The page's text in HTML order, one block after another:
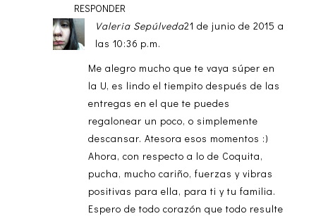
RESPONDER
Valeria Sepúlveda21 de junio de 2015 a
las 10:36 p.m.
Me alegro mucho que te vaya súper en
la U, es lindo el tiempito después de las
entregas en el que te puedes
regalonear un poco, o simplemente
descansar. Atesora esos momentos :)
Ahora, con respecto a lo de Coquita,
pucha, mucho cariño, fuerzas y vibras
positivas para ella, para ti y tu familia.
Espero de todo corazón que todo resulte